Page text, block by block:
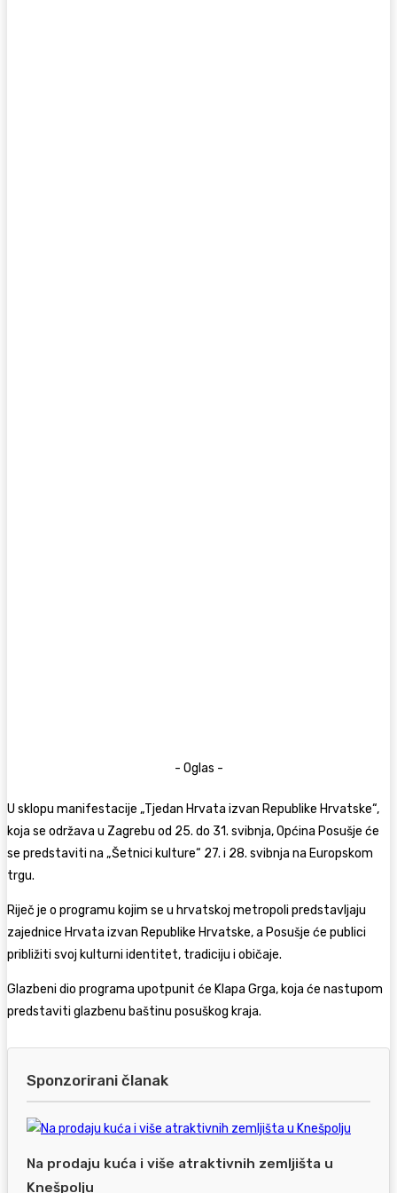
- Oglas -
U sklopu manifestacije „Tjedan Hrvata izvan Republike Hrvatske“,
koja se održava u Zagrebu od 25. do 31. svibnja, Općina Posušje će
se predstaviti na „Šetnici kulture“ 27. i 28. svibnja na Europskom
trgu.
Riječ je o programu kojim se u hrvatskoj metropoli predstavljaju
zajednice Hrvata izvan Republike Hrvatske, a Posušje će publici
približiti svoj kulturni identitet, tradiciju i običaje.
Glazbeni dio programa upotpunit će Klapa Grga, koja će nastupom
predstaviti glazbenu baštinu posuškog kraja.
Sponzorirani članak
Na prodaju kuća i više atraktivnih zemljišta u
Knešpolju